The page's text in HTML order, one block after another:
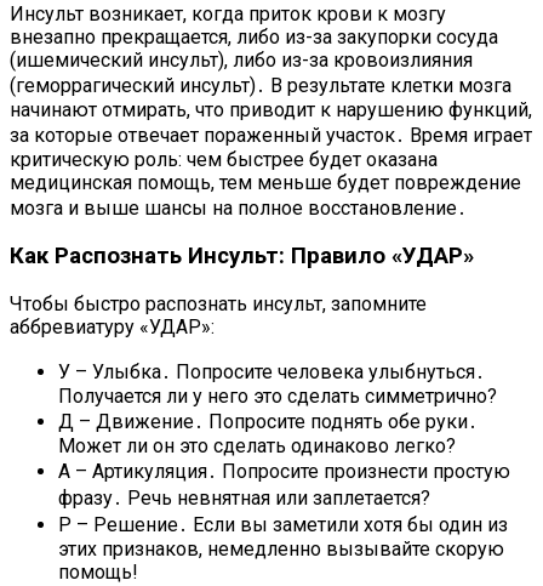
Инсульт возникает, когда приток крови к мозгу
внезапно прекращается, либо из-за закупорки сосуда
(ишемический инсульт), либо из-за кровоизлияния
(геморрагический инсульт)․ В результате клетки мозга
начинают отмирать, что приводит к нарушению функций,
за которые отвечает пораженный участок․ Время играет
критическую роль: чем быстрее будет оказана
медицинская помощь, тем меньше будет повреждение
мозга и выше шансы на полное восстановление․
Как Распознать Инсульт: Правило «УДАР»
Чтобы быстро распознать инсульт, запомните
аббревиатуру «УДАР»:
У – Улыбка․ Попросите человека улыбнуться․
Получается ли у него это сделать симметрично?
Д – Движение․ Попросите поднять обе руки․
Может ли он это сделать одинаково легко?
А – Артикуляция․ Попросите произнести простую
фразу․ Речь невнятная или заплетается?
Р – Решение․ Если вы заметили хотя бы один из
этих признаков, немедленно вызывайте скорую
помощь!